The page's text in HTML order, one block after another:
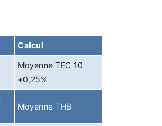
Calcul
Moyenne TEC 10
+0,25%
Moyenne THB